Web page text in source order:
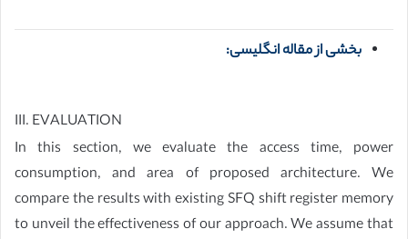
بخشی از مقاله انگلیسی:
III. EVALUATION
In this section, we evaluate the access time, power
consumption, and area of proposed architecture. We
compare the results with existing SFQ shift register memory
to unveil the effectiveness of our approach. We assume that